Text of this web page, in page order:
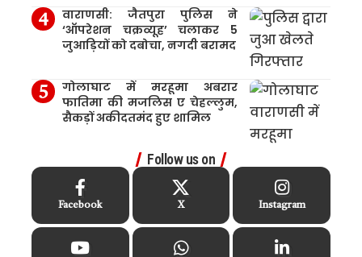
वाराणसी: जैतपुरा पुलिस ने
‘ऑपरेशन चक्रव्यूह’ चलाकर 5
जुआड़ियों को दबोचा, नगदी बरामद
गोलाघाट में मरहूमा अबरार
फातिमा की मजलिस ए चेहल्लुम,
सैकड़ों अकीदतमंद हुए शामिल
Follow us on
Facebook X Instagram